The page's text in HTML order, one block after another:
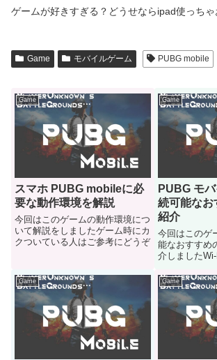
ゲームが好きすぎる？どうせならipad使っち
Game モバイルゲーム PUBG mobile
Game
スマホ PUBG mobileに必
要な動作環境を解説
今回はこのゲームの動作環境につ
いて解説をしましたゲーム時にカ
クついている人はご参考にどうぞ
Game
PUBG モ
続可能なお
紹介
今回はこのゲ
能なおすすめ
介しました
か気になる人
Game Game